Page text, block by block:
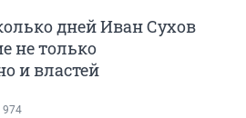
дней Иван Сухов
не только
и властей
974